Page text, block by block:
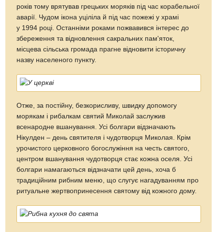
років тому врятував грецьких моряків під час корабельної
аварії. Чудом ікона уціліла й під час пожежі у храмі
у 1994 році. Останніми роками пожвавився інтерес до
збереження та відновлення сакральних пам'яток,
місцева сільська громада прагне відновити історичну
назву населеного пункту.
Отже, за постійну, безкорисливу, швидку допомогу
морякам і рибалкам святий Миколай заслужив
всенародне вшанування. Усі болгари відзначають
Нікулден – день святителя і чудотворця Миколая. Крім
урочистого церковного богослужіння на честь святого,
центром вшанування чудотворця стає кожна оселя. Усі
болгари намагаються відзначати цей день, хоча б
традиційним рибним меню, що слугує нагадуванням про
ритуальне жертвопринесення святому від кожного дому.